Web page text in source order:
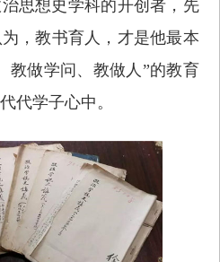
思想史学科的开创者，先
，教书育人，才是他最本
教做学问、教做人”的教育
代学子心中。